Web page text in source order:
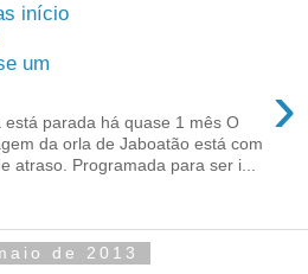
início
um
›
está parada há quase 1 mês O
da orla de Jaboatão está com
atraso. Programada para ser i...
de 2013